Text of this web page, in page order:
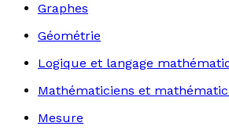
Graphes
Géométrie
Logique et langage
Mathématiciens et
Mesure